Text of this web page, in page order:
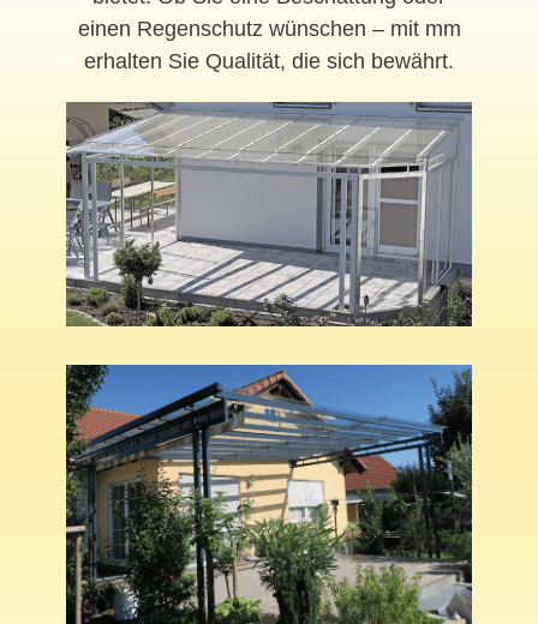
einen Regenschutz wünschen – mit mm
erhalten Sie Qualität, die sich bewährt.